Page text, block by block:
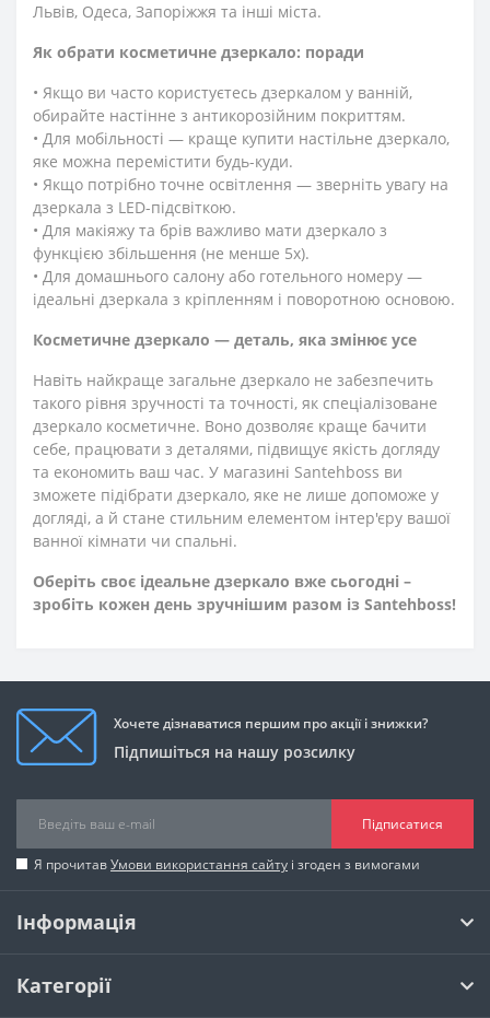
Львів, Одеса, Запоріжжя та інші міста.
Як обрати косметичне дзеркало: поради
• Якщо ви часто користуєтесь дзеркалом у ванній,
обирайте настінне з антикорозійним покриттям.
• Для мобільності — краще купити настільне дзеркало,
яке можна перемістити будь-куди.
• Якщо потрібно точне освітлення — зверніть увагу на
дзеркала з LED-підсвіткою.
• Для макіяжу та брів важливо мати дзеркало з
функцією збільшення (не менше 5x).
• Для домашнього салону або готельного номеру —
ідеальні дзеркала з кріпленням і поворотною основою.
Косметичне дзеркало — деталь, яка змінює усе
Навіть найкраще загальне дзеркало не забезпечить
такого рівня зручності та точності, як спеціалізоване
дзеркало косметичне. Воно дозволяє краще бачити
себе, працювати з деталями, підвищує якість догляду
та економить ваш час. У магазині Santehboss ви
зможете підібрати дзеркало, яке не лише допоможе у
догляді, а й стане стильним елементом інтер'єру вашої
ванної кімнати чи спальні.
Оберіть своє ідеальне дзеркало вже сьогодні –
зробіть кожен день зручнішим разом із Santehboss!
Хочете дізнаватися першим про акції і знижки?
Підпишіться на нашу розсилку
Підписатися
Я прочитавУмови використання сайту і згоден з вимогами
Інформація
Категорії